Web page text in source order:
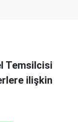
Temsilcisi
ilişkin